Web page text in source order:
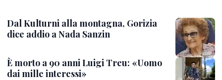
Dal Kulturni alla montagna, Gorizia
dice addio a Nada Sanzin
È morto a 90 anni Luigi Treu: «Uomo
dai mille interessi»